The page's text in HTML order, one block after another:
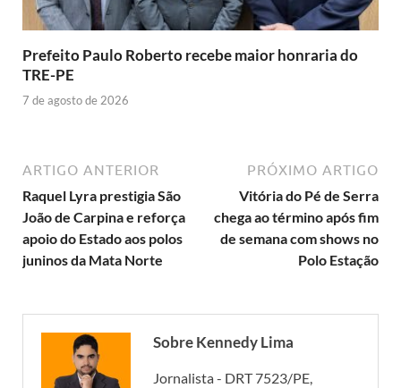
Prefeito Paulo Roberto recebe maior honraria do
TRE-PE
7 de agosto de 2026
ARTIGO ANTERIOR
Raquel Lyra prestigia São
João de Carpina e reforça
apoio do Estado aos polos
juninos da Mata Norte
PRÓXIMO ARTIGO
Vitória do Pé de Serra
chega ao término após fim
de semana com shows no
Polo Estação
Sobre Kennedy Lima
Jornalista - DRT 7523/PE,